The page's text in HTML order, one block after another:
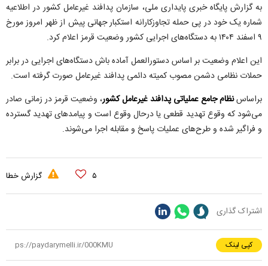
به گزارش پایگاه خبری پایداری ملی، سازمان پدافند غیرعامل کشور در اطلاعیه
شماره یک خود در پی حمله تجاوزکارانه استکبار جهانی پیش از ظهر امروز مورخ
۹ اسفند ۱۴۰۴ به دستگاه‌های اجرایی کشور وضعیت قرمز اعلام کرد.
این اعلام وضعیت بر اساس دستورالعمل آماده باش دستگاه‌های اجرایی در برابر
حملات نظامی دشمن مصوب کمیته دائمی پدافند غیرعامل صورت گرفته است.
براساسنظام جامع عملیاتی پدافند غیرعامل کشور، وضعیت قرمز در زمانی صادر
می‌شود که وقوع تهدید قطعی یا درحال وقوع است و پیامد‌های تهدید گسترده
و فراگیر شده و طرح‌های عملیات پاسخ و مقابله اجرا می‌شوند.
۵ گزارش خطا
اشتراک گذاری
کپی لینک